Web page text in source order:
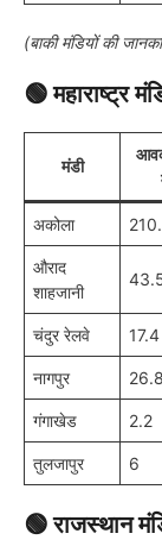
(बाकी मंडियों की
🟢महाराष्ट्र
मंडी
अकोला
औराद
शाहजानी
चंदुर रेलवे 17.4
नागपुर 26.8
गंगाखेड 2.2
तुलजापुर 6
🟢राजस्थान